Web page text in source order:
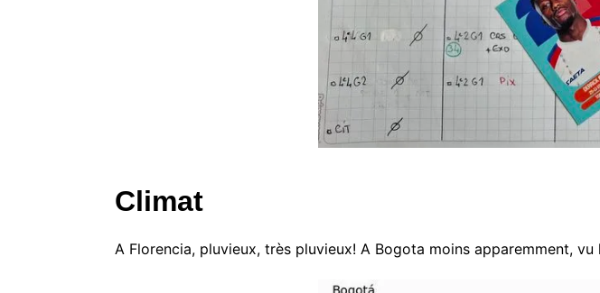
Climat
A Florencia, pluvieux, très pluvieux! A Bogota moins apparemment,